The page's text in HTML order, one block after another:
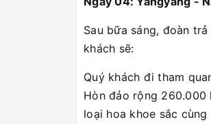
Sau bữa sáng, đoàn
khách sẽ:
Quý khách đi tham
Hòn đảo rộng
loại hoa khoe sắc